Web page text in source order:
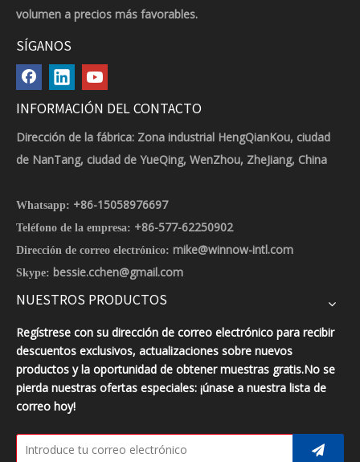
volumen a precios más favorables.
SÍGANOS
INFORMACIÓN DEL CONTACTO
Dirección de la fábrica: Zona industrial HengQianKou, ciudad
de NanTang, ciudad de YueQing, WenZhou, ZheJiang, China
Whatsapp: +86-15058976697
Teléfono de la empresa: +86-577-62250902
Dirección de correo electrónico: mike@winnow-intl.com
Skype: bessie.cchen@gmail.com
NUESTROS PRODUCTOS
Regístrese con su dirección de correo electrónico para recibir
descuentos exclusivos, actualizaciones sobre nuevos
productos y la oportunidad de obtener muestras gratis.No se
pierda nuestras ofertas especiales: ¡únase a nuestra lista de
correo hoy!